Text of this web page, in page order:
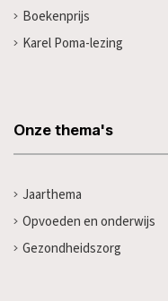
Boekenprijs
Karel Poma-lezing
Onze thema's
Jaarthema
Opvoeden en onderwijs
Gezondheidszorg